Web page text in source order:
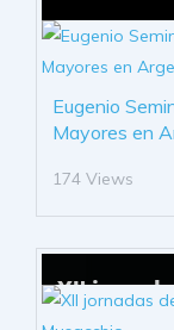
Eugenio
Mayores en
174 Views